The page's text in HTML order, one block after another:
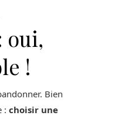
oui,
!
Bien
: choisir une